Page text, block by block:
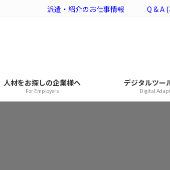
派遣・紹介のお仕事情報 Q & A
人材をお探しの企業様へ
For Employers
デジタルツー
Digital